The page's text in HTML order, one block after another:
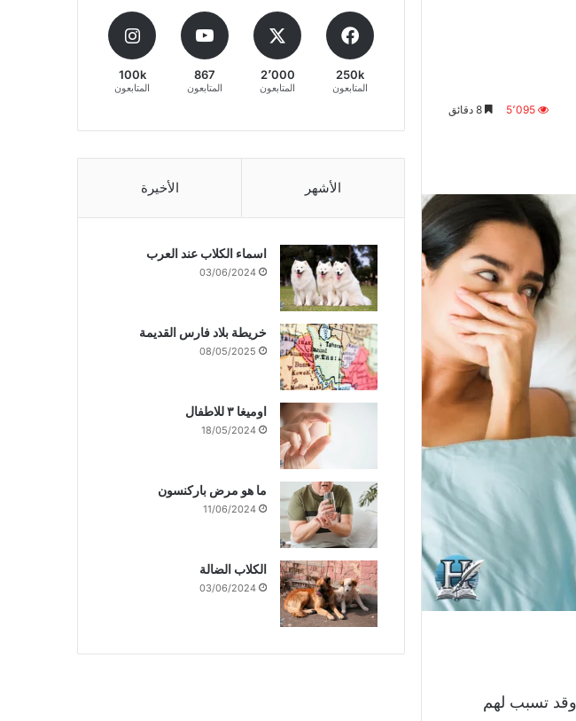
5٬095
وقد تسبب لهم
250k
المتابعون
2٬000
المتابعون
867
المتابعون
100k
المتابعون
الأشهر الأخيرة
اسماء الكلاب عند العرب
03/06/2024
خريطة بلاد فارس القديمة
08/05/2025
اوميغا ٣ للاطفال
18/05/2024
ما هو مرض باركنسون
11/06/2024
الكلاب الضالة
03/06/2024